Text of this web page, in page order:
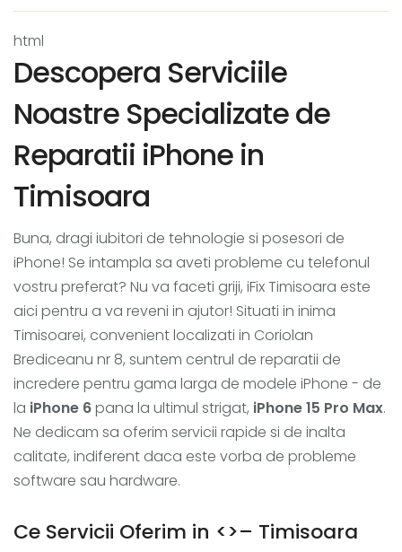
html
Descopera Serviciile
Noastre Specializate de
Reparatii iPhone in
Timisoara
Buna, dragi iubitori de tehnologie si posesori de
iPhone! Se intampla sa aveti probleme cu telefonul
vostru preferat? Nu va faceti griji, iFix Timisoara este
aici pentru a va reveni in ajutor! Situati in inima
Timisoarei, convenient localizati in Coriolan
Brediceanu nr 8, suntem centrul de reparatii de
incredere pentru gama larga de modele iPhone - de
la iPhone 6pana la ultimul strigat, iPhone 15 Pro Max.
Ne dedicam sa oferim servicii rapide si de inalta
calitate, indiferent daca este vorba de probleme
software sau hardware.
Ce Servicii Oferim in <>– Timisoara